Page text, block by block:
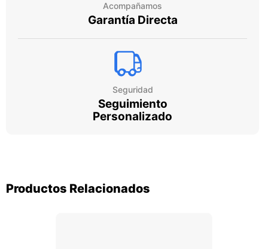
Acompañamos
Garantía Directa
Seguridad
Seguimiento
Personalizado
Productos Relacionados